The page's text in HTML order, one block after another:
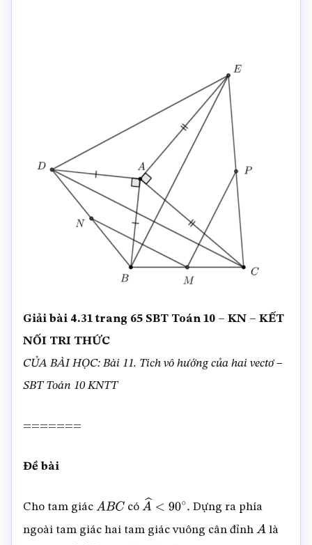
Giải bài 4.31 trang 65 SBT Toán 10 – KN – KẾT
NỐI TRI THỨC
CỦA BÀI HỌC: Bài 11. Tích vô hướng của hai vectơ –
SBT Toán 10 KNTT
=======
Đề bài
Cho tam giác ABC cóA^ < 90∘
Dựng ra phía
ngoài tam giác hai tam giác vuông cân đỉnh Alà